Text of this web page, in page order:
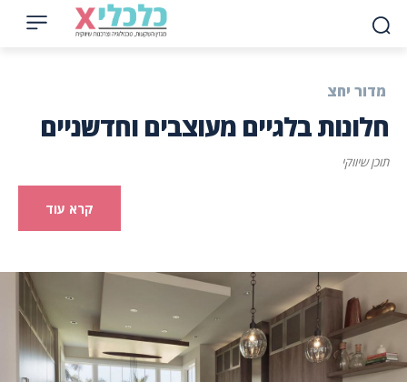
מדור יחצ
חלונות בלגיים מעוצבים וחדשניים
תוכן שיווקי
קרא עוד